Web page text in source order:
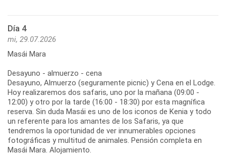
Día 4
mi, 29.07.2026
Masái Mara
Desayuno - almuerzo - cena
Desayuno, Almuerzo (seguramente picnic) y Cena en el Lodge.
Hoy realizaremos dos safaris, uno por la mañana (09:00 -
12:00) y otro por la tarde (16:00 - 18:30) por esta magnífica
reserva. Sin duda Masái es uno de los iconos de Kenia y todo
un referente para los amantes de los Safaris, ya que
tendremos la oportunidad de ver innumerables opciones
fotográficas y multitud de animales. Pensión completa en
Masái Mara. Alojamiento.